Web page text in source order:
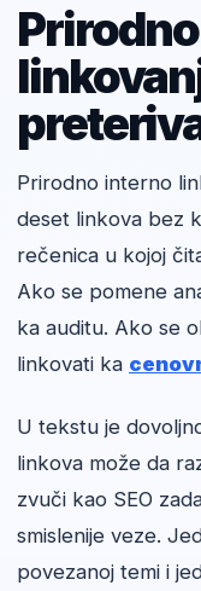
Prirodno interno
deset linkova bez
rečenica u kojoj
Ako se pomene
ka auditu. Ako se
linkovati ka
U tekstu je
linkova može da
zvuči kao SEO
smislenije veze.
povezanoj temi i